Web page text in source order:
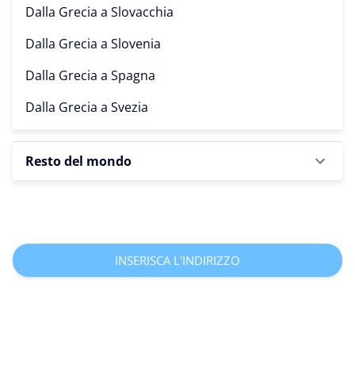
Dalla Grecia a Slovacchia
Dalla Grecia a Slovenia
Dalla Grecia a Spagna
Dalla Grecia a Svezia
Resto del mondo
INSERISCA L'INDIRIZZO